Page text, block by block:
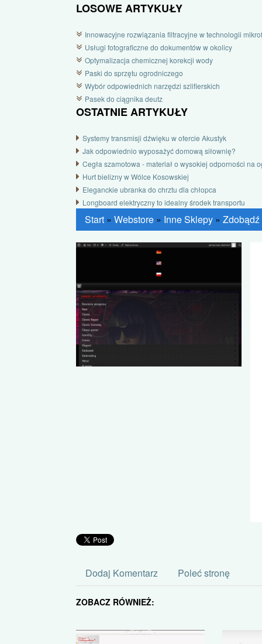
LOSOWE ARTYKUŁY
Innowacyjne rozwiązania filtracyjne w technologii
Usługi fotograficzne do dokumentów w okolicy
Optymalizacja chemicznej korekcji wody
Paski do sprzętu ogrodniczego
Wybór odpowiednich narzędzi szlifierskich
Pasek do ciągnika deutz
OSTATNIE ARTYKUŁY
Systemy transmisji dźwięku w ofercie Akustyk
Jak odpowiednio wyposażyć domową siłownię?
Cegła szamotowa - materiał o wysokiej odporności na
Hurt bielizny w Wólce Kosowskiej
Eleganckie ubranka do chrztu dla chłopca
Longboard elektryczny to idealny środek transportu
Start » Webstore » Inne Sklepy »
Dodaj Komentarz Poleć stronę
ZOBACZ RÓWNIEŻ: